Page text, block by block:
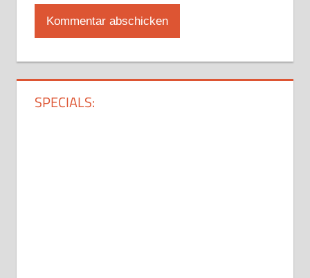
SPECIALS: